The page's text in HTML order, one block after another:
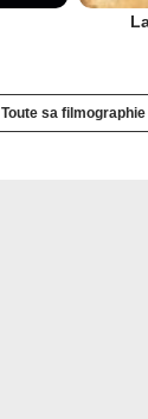
Toute sa filmographie